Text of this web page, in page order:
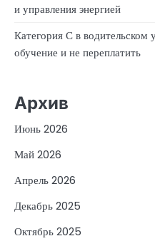
и управления энергией
Категория С в водительском
обучение и не переплатить
Архив
Июнь 2026
Май 2026
Апрель 2026
Декабрь 2025
Октябрь 2025